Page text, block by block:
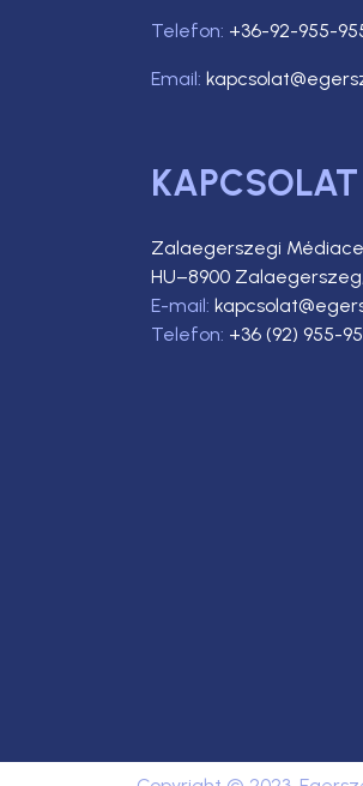
Telefon: +36-92-955-
Email:
KAPCSOLAT
Zalaegerszegi
HU–8900
E-mail:
Telefon: +36 (92) 955-